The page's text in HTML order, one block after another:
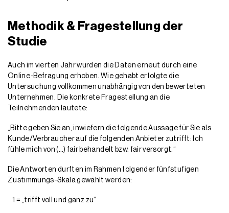
Methodik & Fragestellung der
Studie
Auch im vierten Jahr wurden die Daten erneut durch eine
Online-Befragung erhoben. Wie gehabt erfolgte die
Untersuchung vollkommen unabhängig von den bewerteten
Unternehmen. Die konkrete Fragestellung an die
Teilnehmenden lautete:
„Bitte geben Sie an, inwiefern die folgende Aussage für Sie als
Kunde/Verbraucher auf die folgenden Anbieter zutrifft: Ich
fühle mich von (…) fair behandelt bzw. fair versorgt.“
Die Antworten durften im Rahmen folgender fünfstufigen
Zustimmungs-Skala gewählt werden:
1 = „trifft voll und ganz zu“